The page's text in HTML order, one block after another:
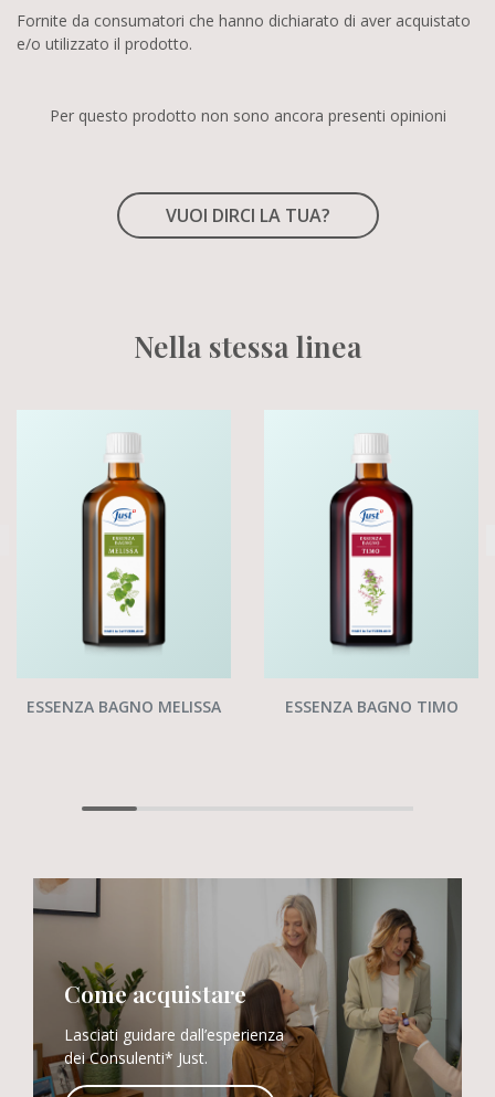
Fornite da consumatori che hanno dichiarato di aver acquistato
e/o utilizzato il prodotto.
Per questo prodotto non sono ancora presenti opinioni
VUOI DIRCI LA TUA?
Nella stessa linea
ESSENZA BAGNO MELISSA ESSENZA BAGNO TIMO
Come acquistare
Lasciati guidare dall’esperienza
dei Consulenti* Just.